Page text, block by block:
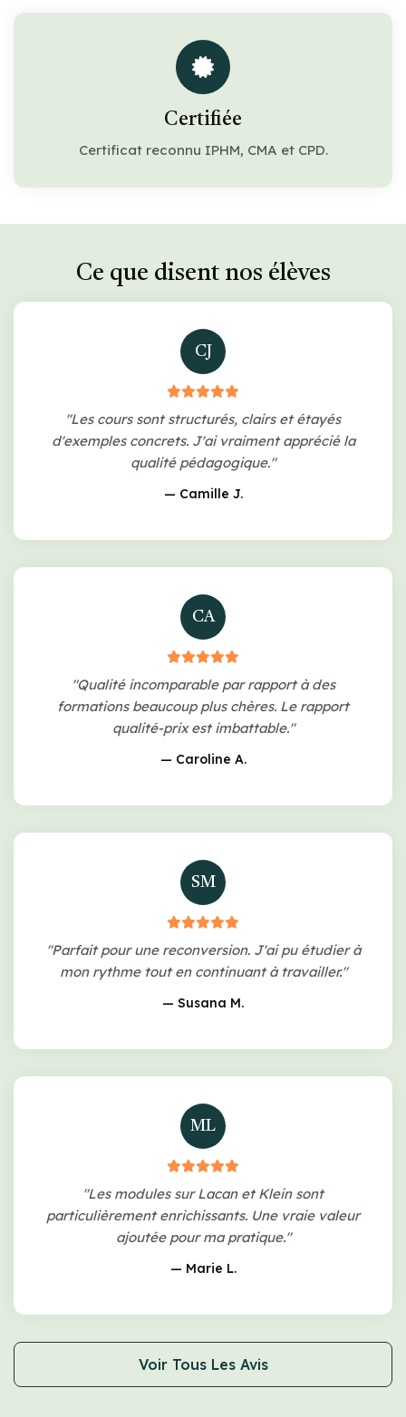
Certifiée
Certificat reconnu IPHM, CMA et CPD.
Ce que disent nos élèves
CJ
"Les cours sont structurés, clairs et étayés
d'exemples concrets. J'ai vraiment apprécié la
qualité pédagogique."
— Camille J.
CA
"Qualité incomparable par rapport à des
formations beaucoup plus chères. Le rapport
qualité-prix est imbattable."
— Caroline A.
SM
"Parfait pour une reconversion. J'ai pu étudier à
mon rythme tout en continuant à travailler."
— Susana M.
ML
"Les modules sur Lacan et Klein sont
particulièrement enrichissants. Une vraie valeur
ajoutée pour ma pratique."
— Marie L.
Voir Tous Les Avis